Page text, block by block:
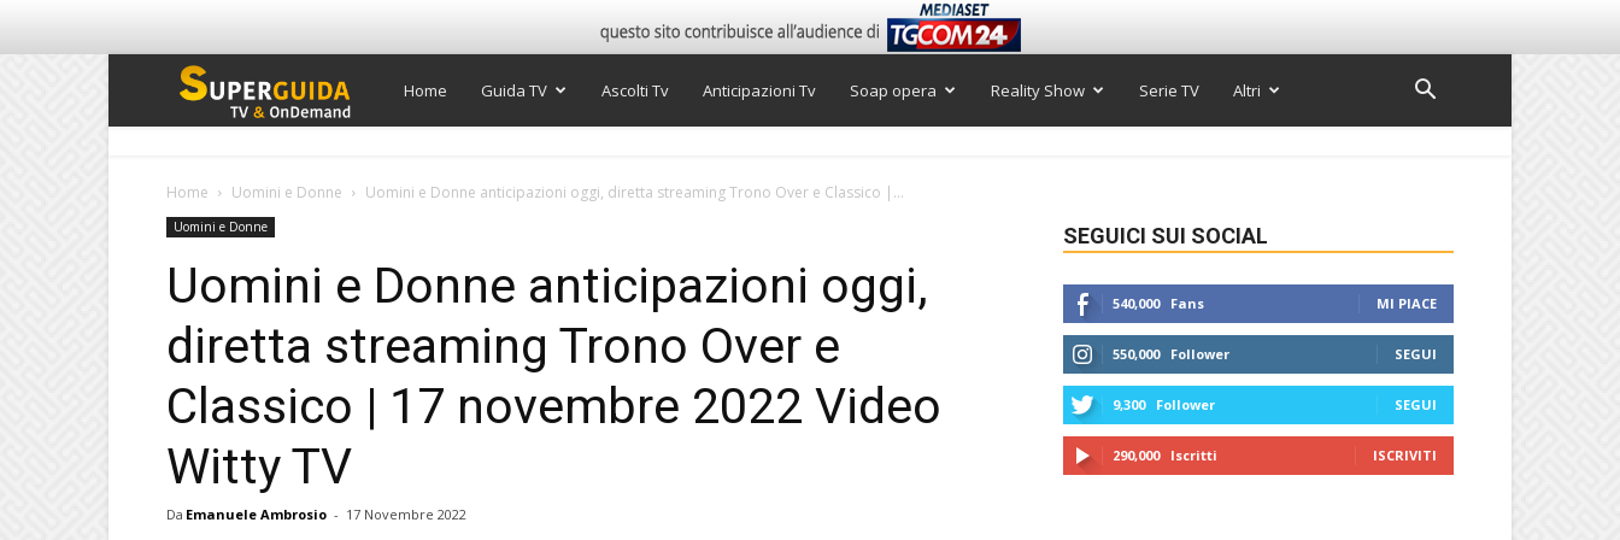
Super
Home Guida TV Ascolti Tv Anticipazioni Tv Soap opera Reality Show Serie TV Altri
Home Uomini e Donne Uomini e Donne anticipazioni oggi, diretta streaming Trono Over e Classico |...
Uomini e Donne
Uomini e Donne anticipazioni oggi,
diretta streaming Trono Over e
Classico | 17 novembre 2022 Video
Witty TV
Da Emanuele Ambrosio - 17 Novembre 2022
SEGUICI SUI SOCIAL
540,000 Fans MI PIACE
550,000 Follower SEGUI
9,300 Follower SEGUI
290,000 Iscritti ISCRIVITI